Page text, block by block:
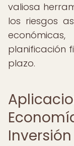
valiosa
los riesgos
planificación
plazo.
Inversión